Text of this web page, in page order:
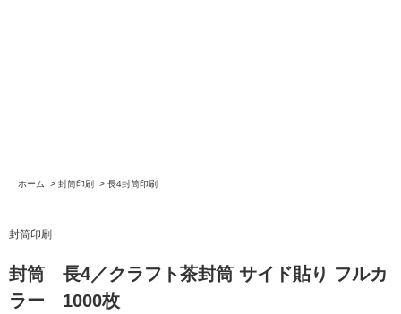
ホーム > 封筒印刷 > 長4封筒印刷
封筒印刷
封筒 長4／クラフト茶封筒 サイド貼り フルカ
ラー 1000枚